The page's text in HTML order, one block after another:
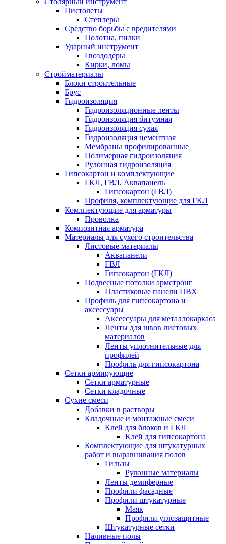
Пистолеты
Степлеры
Средство борьбы с вредителями
Полотна, пилки
Ударный инструмент
Гвоздодеры
Кирки, ломы
Стройматериалы
Блоки строительные
Брус
Гидроизоляция
Гидроизоляционные ленты
Гидроизоляция битумная
Гидроизоляция сухая
Гидроизоляция цементная
Мембраны профилированные
Полимерная гидроизоляция
Рулонная гидроизоляция
Гипсокартон и комплектующие
ГКЛ, ГВЛ, Аквапанель
Гипсокартон (ГВЛ)
Профиля, комплектующие для ГКЛ
Комлпектующие для арматуры
Проволка
Композитная арматура
Материалы для сухого строительства
Листовые материалы
Аквапанели
ГВЛ
Гипсокартон (ГКЛ)
Подвесные потолки армстронг
Пластиковые панели ПВХ
Профиль для гипсокартона и
аксессуары
Аксессуары для металлокаркаса
Ленты для швов листовых
материалов
Ленты уплотнительные для
профилей
Профиль для гипсокартона
Сетки армирующие
Сетки арматурные
Сетки кладочные
Сухие смеси
Добавки в растворы
Кладочные и монтажные смеси
Клей для блоков и ГКЛ
Клей для гипсокартона
Комплектующие для штукатурных
работ и выравнивания полов
Гильзы
Рулонные материалы
Ленты демпферные
Профили фасадные
Профили штукатурные
Маяк
Профили углозащитные
Штукатурные сетки
Наливные полы